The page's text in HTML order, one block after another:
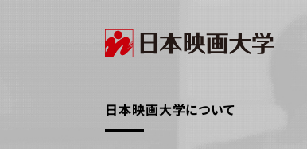
日本映画大学について